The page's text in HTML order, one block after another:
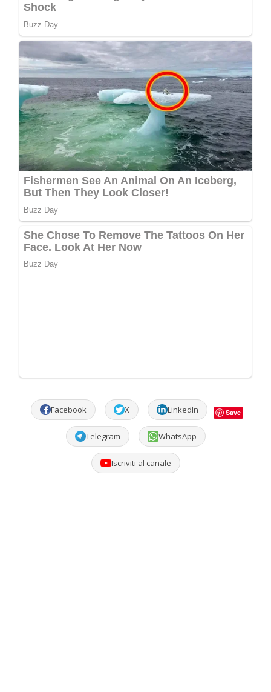
Facebook X LinkedIn Save
Telegram WhatsApp
Iscriviti al canale